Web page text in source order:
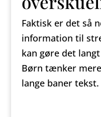
Faktisk er det så
information til
kan gøre det
Børn tænker
lange baner tekst.